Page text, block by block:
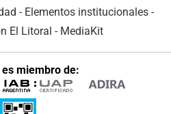
- Elementos institucionales -
El Litoral - MediaKit
miembro de: